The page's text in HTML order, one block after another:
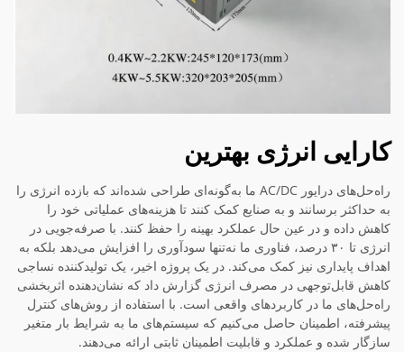
کارایی انرژی بهترین
راه‌حل‌های درایور AC/DC ما به‌گونه‌ای طراحی شده‌اند که بازده انرژی را
به حداکثر برسانند و به صنایع کمک کنند تا هزینه‌های عملیاتی خود را
کاهش داده و در عین حال عملکرد بهینه را حفظ کنند. با صرفه‌جویی در
انرژی تا ۳۰ درصد، فناوری ما نه‌تنها سودآوری را افزایش می‌دهد بلکه به
اهداف پایداری نیز کمک می‌کند. در یک پروژه اخیر، یک تولیدکننده نساجی
کاهش قابل‌توجهی در مصرف انرژی گزارش داد که نشان‌دهنده اثربخشی
راه‌حل‌های ما در کاربردهای واقعی است. با استفاده از روش‌های کنترل
پیشرفته، اطمینان حاصل می‌کنیم که سیستم‌های ما به شرایط بار متغیر
سازگار شده و عملکرد و قابلیت اطمینان ثابتی ارائه می‌دهند.